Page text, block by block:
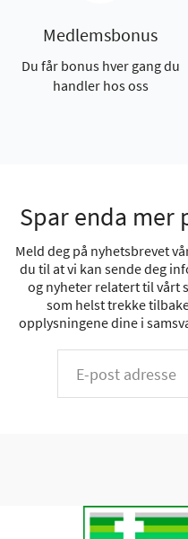
Medlemsbonus
Du får bonus hver gang du
handler hos oss
Spar enda mer
Meld deg på nyhetsbrevet
du til at vi kan sende deg
og nyheter relatert til vårt
som helst trekke
opplysningene dine i